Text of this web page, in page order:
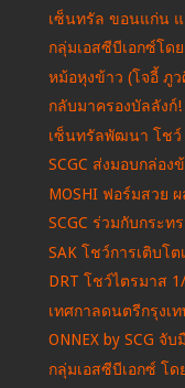
เซ็นทรัล ขอนแก่น
กลุ่มเอสซีบีเอกซ์โ
หม้อหุงข้าว (โจอี้ ภู
กลับมาครองบัลลังก์
เซ็นทรัลพัฒนา โชว์
SCGC ส่งมอบกล่อง
MOSHI ฟอร์มสวย
SCGC ร่วมกับกระ
SAK โชว์การเติบโ
DRT โชว์ไตรมาส
เทศกาลดนตรีกรุงเ
ONNEX by SCG จั
กลุ่มเอสซีบีเอกซ์ โ